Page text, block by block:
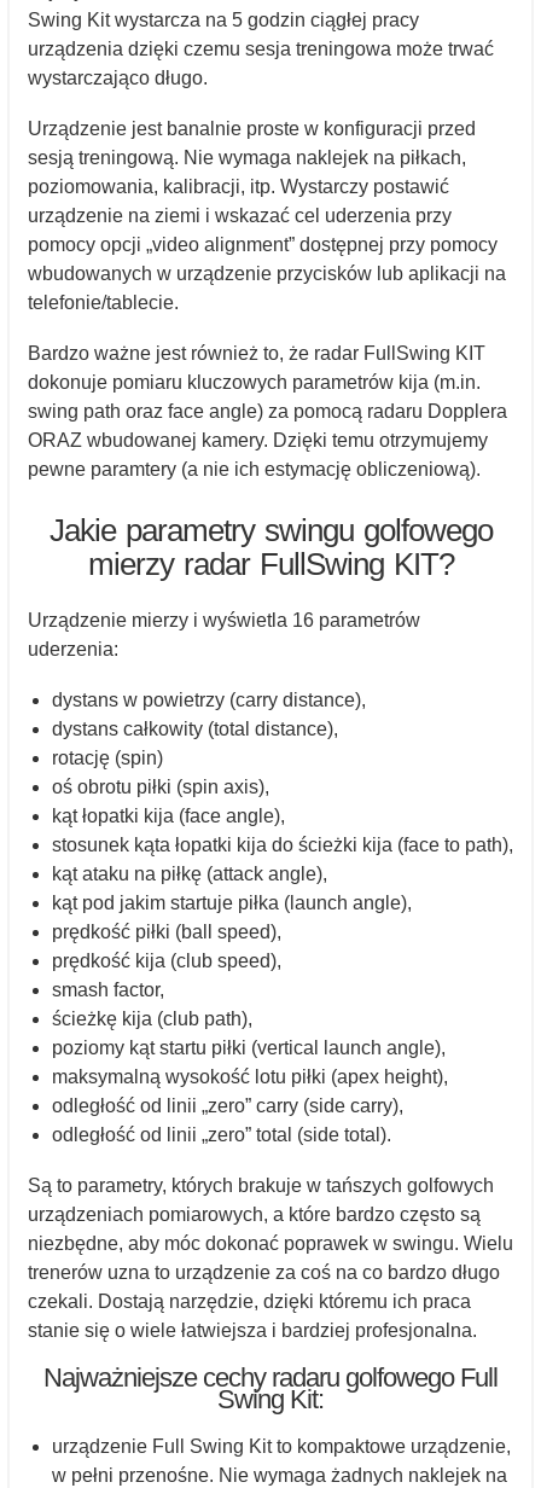
Swing Kit wystarcza na 5 godzin ciągłej pracy
urządzenia dzięki czemu sesja treningowa może trwać
wystarczająco długo.
Urządzenie jest banalnie proste w konfiguracji przed
sesją treningową. Nie wymaga naklejek na piłkach,
poziomowania, kalibracji, itp. Wystarczy postawić
urządzenie na ziemi i wskazać cel uderzenia przy
pomocy opcji „video alignment” dostępnej przy pomocy
wbudowanych w urządzenie przycisków lub aplikacji na
telefonie/tablecie.
Bardzo ważne jest również to, że radar FullSwing KIT
dokonuje pomiaru kluczowych parametrów kija (m.in.
swing path oraz face angle) za pomocą radaru Dopplera
ORAZ wbudowanej kamery. Dzięki temu otrzymujemy
pewne paramtery (a nie ich estymację obliczeniową).
Jakie parametry swingu golfowego
mierzy radar FullSwing KIT?
Urządzenie mierzy i wyświetla 16 parametrów
uderzenia:
dystans w powietrzy (carry distance),
dystans całkowity (total distance),
rotację (spin)
oś obrotu piłki (spin axis),
kąt łopatki kija (face angle),
stosunek kąta łopatki kija do ścieżki kija (face to path),
kąt ataku na piłkę (attack angle),
kąt pod jakim startuje piłka (launch angle),
prędkość piłki (ball speed),
prędkość kija (club speed),
smash factor,
ścieżkę kija (club path),
poziomy kąt startu piłki (vertical launch angle),
maksymalną wysokość lotu piłki (apex height),
odległość od linii „zero” carry (side carry),
odległość od linii „zero” total (side total).
Są to parametry, których brakuje w tańszych golfowych
urządzeniach pomiarowych, a które bardzo często są
niezbędne, aby móc dokonać poprawek w swingu. Wielu
trenerów uzna to urządzenie za coś na co bardzo długo
czekali. Dostają narzędzie, dzięki któremu ich praca
stanie się o wiele łatwiejsza i bardziej profesjonalna.
Najważniejsze cechy radaru golfowego Full
Swing Kit:
urządzenie Full Swing Kit to kompaktowe urządzenie,
w pełni przenośne. Nie wymaga żadnych naklejek na